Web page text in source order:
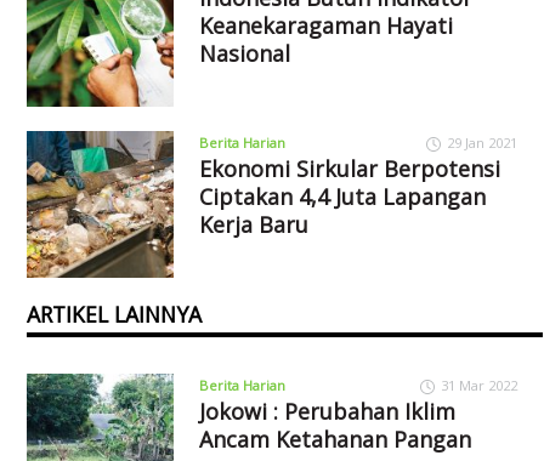
Keanekaragaman Hayati
Nasional
Berita Harian 29 Jan 2021
Ekonomi Sirkular Berpotensi
Ciptakan 4,4 Juta Lapangan
Kerja Baru
ARTIKEL LAINNYA
Berita Harian 31 Mar 2022
Jokowi : Perubahan Iklim
Ancam Ketahanan Pangan